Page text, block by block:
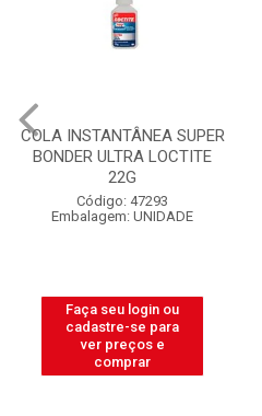
COLA INSTANTÂNEA SUPER
BONDER ULTRA LOCTITE
22G
Código: 47293
Embalagem: UNIDADE
Faça seu login ou
cadastre-se para
ver preços e
comprar